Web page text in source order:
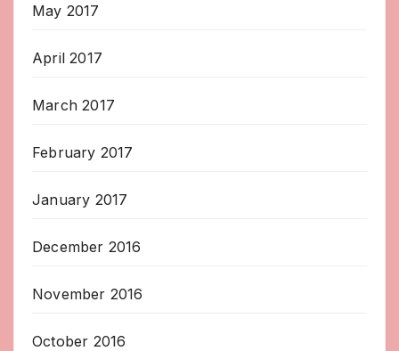
May 2017
April 2017
March 2017
February 2017
January 2017
December 2016
November 2016
October 2016